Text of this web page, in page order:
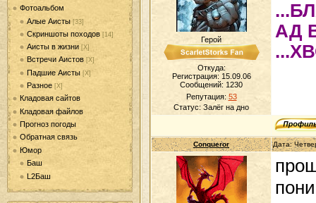
Фотоальбом
Алые Аисты [33]
Скриншоты походов [14]
Аисты в жизни [Х]
Встречи Аистов [Х]
Падшие Аисты [Х]
Разное [Х]
Кладовая сайтов
Кладовая файлов
Прогноз погоды
Обратная связь
Юмор
Баш
L2Баш
Герой
Откуда:
Регистрация: 15.09.06
Сообщений: 1230
Репутация: 53
Статус: Залёг на дно
АД
Conqueror Дата: